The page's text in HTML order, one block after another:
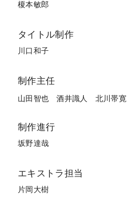
榎本敏郎
タイトル制作
川口和子
制作主任
山田智也 酒井識人 北川帯寛
制作進行
坂野達哉
エキストラ担当
片岡大樹